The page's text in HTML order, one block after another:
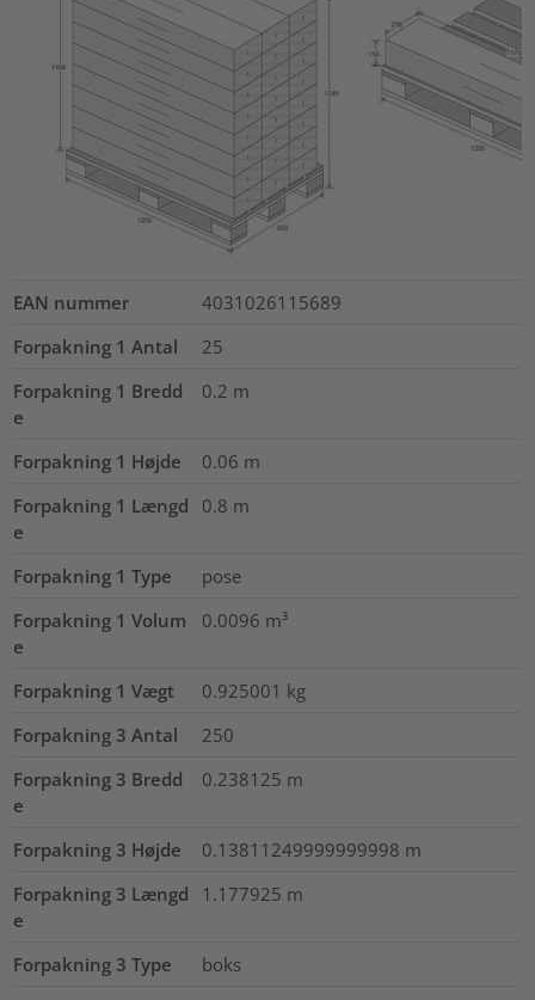
EAN nummer
4031026115689
Forpakning 1 Antal
25
Forpakning 1 Bredd
e
0.2 m
Forpakning 1 Højde 0.06 m
Forpakning 1 Længd
e
0.8 m
Forpakning 1 Type
pose
Forpakning 1 Volum
e
0.0096 m³
Forpakning 1 Vægt 0.925001 kg
Forpakning 3 Antal
250
Forpakning 3 Bredd
e
0.238125 m
Forpakning 3 Højde 0.13811249999999998 m
Forpakning 3 Længd
e
1.177925 m
Forpakning 3 Type
boks